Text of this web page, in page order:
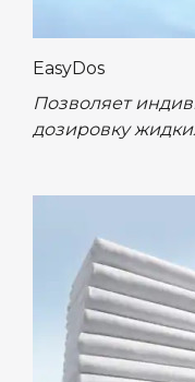
EasyDos
Позволяет
дозировку